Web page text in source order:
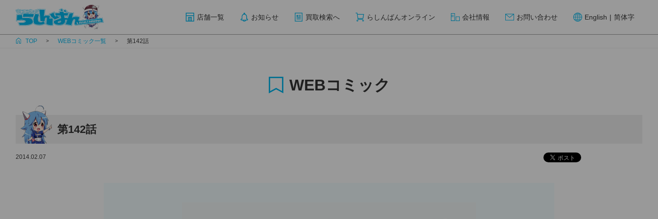
店舗一覧 お知らせ 買取検索へ らしんばんオンライン 会社情報 お問い合わせ English | 简体字
TOP WEBコミック一覧 第142話
WEBコミック
第142話
2014.02.07